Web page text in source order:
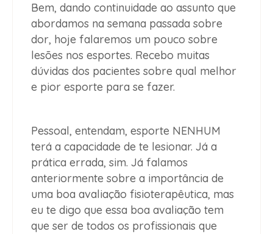
Bem, dando continuidade ao assunto que
abordamos na semana passada sobre
dor, hoje falaremos um pouco sobre
lesões nos esportes. Recebo muitas
dúvidas dos pacientes sobre qual melhor
e pior esporte para se fazer.
Pessoal, entendam, esporte NENHUM
terá a capacidade de te lesionar. Já a
prática errada, sim. Já falamos
anteriormente sobre a importância de
uma boa avaliação fisioterapêutica, mas
eu te digo que essa boa avaliação tem
que ser de todos os profissionais que